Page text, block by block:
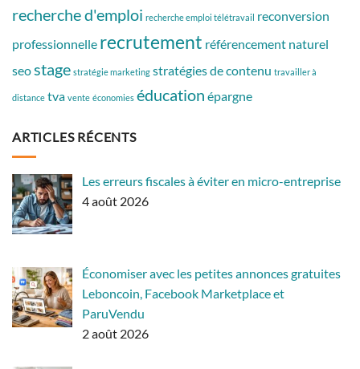
recherche d'emploi recherche emploi télétravail
reconversion
professionnelle recrutement référencement naturel
seostage stratégie marketing stratégies de contenu travailler à
distance tva vente économies éducation épargne
ARTICLES RÉCENTS
Les erreurs fiscales à éviter en micro-entreprise
4 août 2026
Économiser avec les petites annonces gratuites
Leboncoin, Facebook Marketplace et
ParuVendu
2 août 2026